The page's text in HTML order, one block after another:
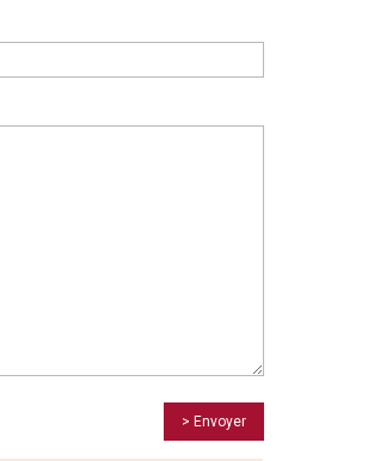
> Envoyer